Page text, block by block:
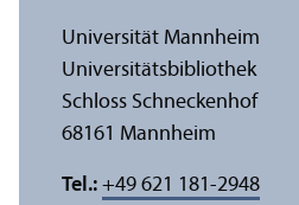
Universität Mannheim
Universitäts­bibliothek
Schloss Schneckenhof
68161 Mannheim
Tel.: +49 621 181-2948